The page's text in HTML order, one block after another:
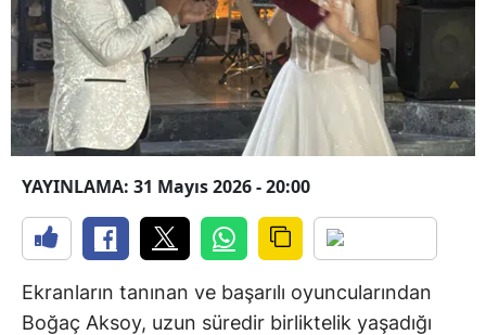
YAYINLAMA: 31 Mayıs 2026 - 20:00
Ekranların tanınan ve başarılı oyuncularından
Boğaç Aksoy, uzun süredir birliktelik yaşadığı